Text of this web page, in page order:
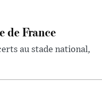
de France
au stade national,